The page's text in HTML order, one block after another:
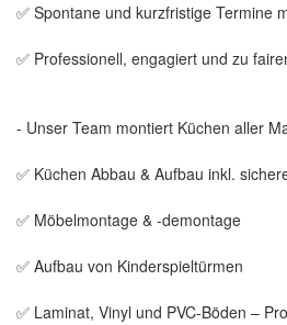
✅ Spontane und kurzfristige Termine
✅ Professionell, engagiert und zu
- Unser Team montiert Küchen aller
✅ Küchen Abbau & Aufbau inkl.
✅ Möbelmontage & -demontage
✅ Aufbau von Kinderspieltürmen
✅ Laminat, Vinyl und PVC-Böden –